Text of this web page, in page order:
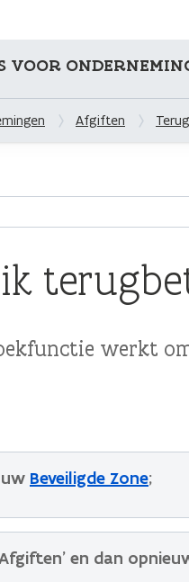
VOOR
Afgiften
werkt
Beveiligde Zone;
en dan